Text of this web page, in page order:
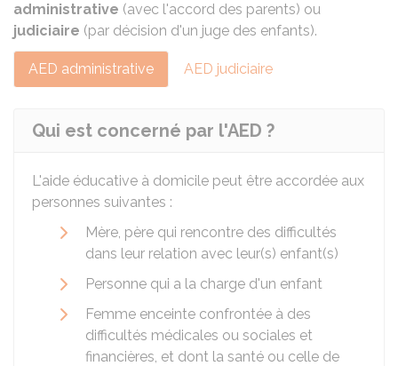
administrative (avec l'accord des parents) ou
judiciaire (par décision d'un juge des enfants).
AED administrative AED judiciaire
Qui est concerné par l'AED ?
L'aide éducative à domicile peut être accordée aux
personnes suivantes :
Mère, père qui rencontre des difficultés
dans leur relation avec leur(s) enfant(s)
Personne qui a la charge d'un enfant
Femme enceinte confrontée à des
difficultés médicales ou sociales et
financières, et dont la santé ou celle de